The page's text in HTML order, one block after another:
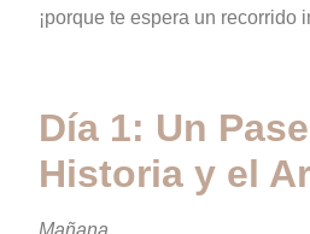
¡porque te espera un recorrido
Día 1: Un
Historia y el
Mañana